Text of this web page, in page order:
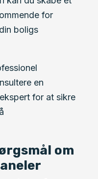
for
boligs
en
for at sikre
om